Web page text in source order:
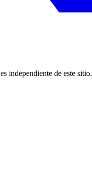
es independiente de este sitio.